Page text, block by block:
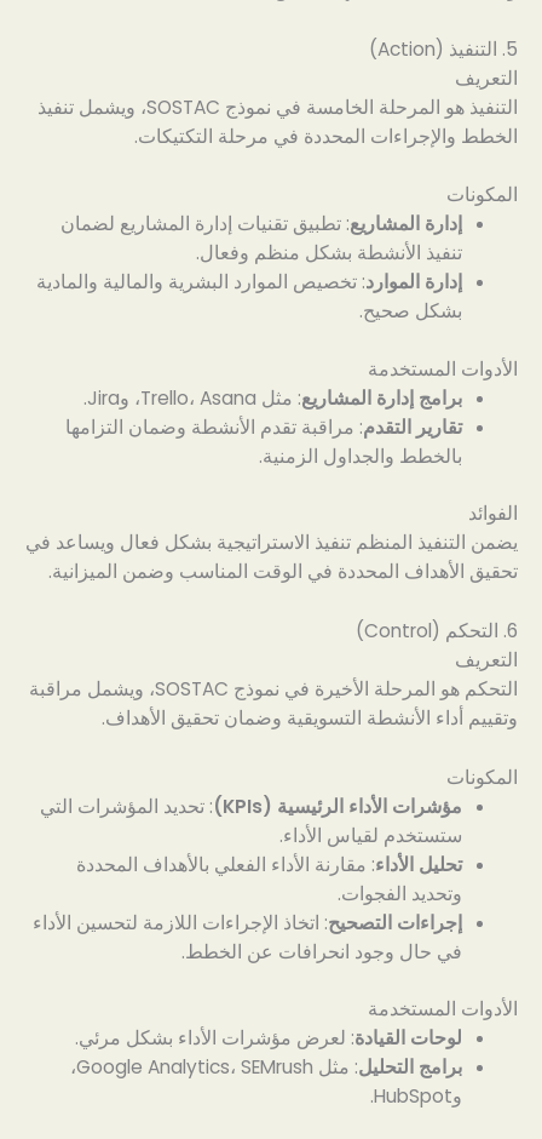
5. التنفيذ (Action)
التعريف
التنفيذ هو المرحلة الخامسة في نموذج SOSTAC، ويشمل تنفيذ
الخطط والإجراءات المحددة في مرحلة التكتيكات.
المكونات
إدارة المشاريع: تطبيق تقنيات إدارة المشاريع لضمان
تنفيذ الأنشطة بشكل منظم وفعال.
إدارة الموارد: تخصيص الموارد البشرية والمالية والمادية
بشكل صحيح.
الأدوات المستخدمة
برامج إدارة المشاريع: مثل Trello، Asana، وJira.
تقارير التقدم: مراقبة تقدم الأنشطة وضمان التزامها
بالخطط والجداول الزمنية.
الفوائد
يضمن التنفيذ المنظم تنفيذ الاستراتيجية بشكل فعال ويساعد في
تحقيق الأهداف المحددة في الوقت المناسب وضمن الميزانية.
6. التحكم (Control)
التعريف
التحكم هو المرحلة الأخيرة في نموذج SOSTAC، ويشمل مراقبة
وتقييم أداء الأنشطة التسويقية وضمان تحقيق الأهداف.
المكونات
مؤشرات الأداء الرئيسية (KPIs)
: تحديد المؤشرات التي
ستستخدم لقياس الأداء.
تحليل الأداء: مقارنة الأداء الفعلي بالأهداف المحددة
وتحديد الفجوات.
إجراءات التصحيح: اتخاذ الإجراءات اللازمة لتحسين الأداء
في حال وجود انحرافات عن الخطط.
الأدوات المستخدمة
لوحات القيادة: لعرض مؤشرات الأداء بشكل مرئي.
برامج التحليل
: مثل Google Analytics، SEMrush،
وHubSpot.